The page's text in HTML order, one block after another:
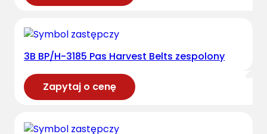
3B BP/H-3185 Pas Harvest Belts zespolony
Zapytaj o cenę